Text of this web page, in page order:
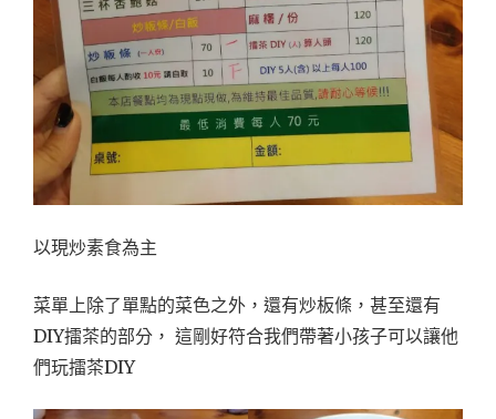
以現炒素食為主
菜單上除了單點的菜色之外，還有炒板條，甚至還有
DIY擂茶的部分， 這剛好符合我們帶著小孩子可以讓他
們玩擂茶DIY